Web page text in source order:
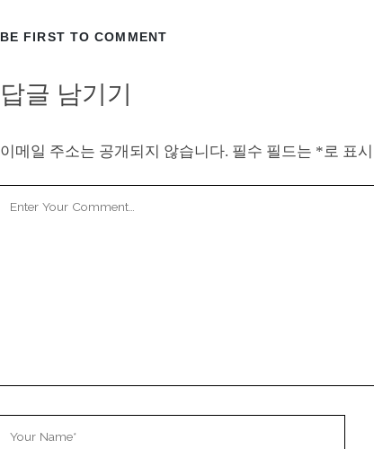
BE FIRST TO COMMENT
답글 남기기
이메일 주소는 공개되지 않습니다. 필수 필드는 *로 표